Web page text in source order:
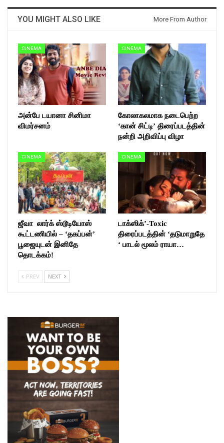
YOU MIGHT ALSO LIKE More From Author
CINEMA
அன்பே டயானா சினிமா
விமர்சனம்
CINEMA
கோலாகலமாக நடைபெற்ற
‘கான் சிட்டி’ திரைப்படத்தின்
நன்றி அறிவிப்பு விழா
CINEMA
ஜீவா லார்க் ஸ்டூடியோஸ்
கூட்டணியில் – ‘தகப்பன்’
பூஜையுடன் இனிதே
தொடக்கம்!
CINEMA
டாக்ஸிக்’-Toxic
திரைப்படத்தின் ‘தடுமாறுதே
‘ பாடல் மூலம் ராயா…
PREV NEXT